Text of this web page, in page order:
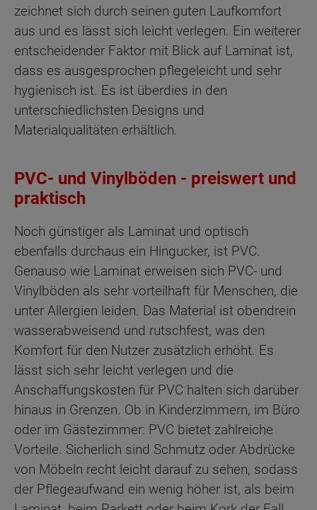
zeichnet sich durch seinen guten Laufkomfort
aus und es lässt sich leicht verlegen. Ein weiterer
entscheidender Faktor mit Blick auf Laminat ist,
dass es ausgesprochen pflegeleicht und sehr
hygienisch ist. Es ist überdies in den
unterschiedlichsten Designs und
Materialqualitäten erhältlich.
PVC- und Vinylböden - preiswert und
praktisch
Noch günstiger als Laminat und optisch
ebenfalls durchaus ein Hingucker, ist PVC.
Genauso wie Laminat erweisen sich PVC- und
Vinylböden als sehr vorteilhaft für Menschen, die
unter Allergien leiden. Das Material ist obendrein
wasserabweisend und rutschfest, was den
Komfort für den Nutzer zusätzlich erhöht. Es
lässt sich sehr leicht verlegen und die
Anschaffungskosten für PVC halten sich darüber
hinaus in Grenzen. Ob in Kinderzimmern, im Büro
oder im Gästezimmer: PVC bietet zahlreiche
Vorteile. Sicherlich sind Schmutz oder Abdrücke
von Möbeln recht leicht darauf zu sehen, sodass
der Pflegeaufwand ein wenig höher ist, als beim